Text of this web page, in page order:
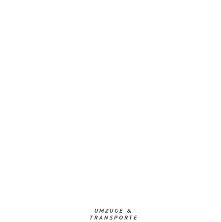
UMZÜGE &
TRANSPORTE